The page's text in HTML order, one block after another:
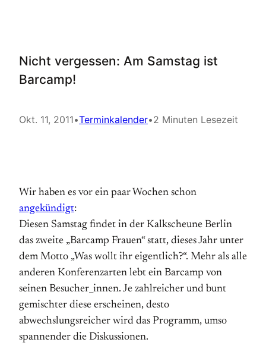
Nicht vergessen: Am Samstag ist
Barcamp!
Okt. 11, 2011•Terminkalender•2 Minuten Lesezeit
Wir haben es vor ein paar Wochen schon
angekündigt:
Diesen Samstag findet in der Kalkscheune Berlin
das zweite „Barcamp Frauen“ statt, dieses Jahr unter
dem Motto „Was wollt ihr eigentlich?“. Mehr als alle
anderen Konferenzarten lebt ein Barcamp von
seinen Besucher_innen. Je zahlreicher und bunt
gemischter diese erscheinen, desto
abwechslungsreicher wird das Programm, umso
spannender die Diskussionen.